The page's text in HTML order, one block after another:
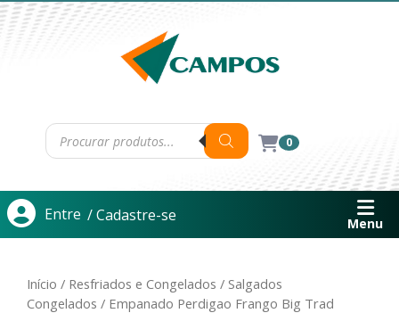
0
Entre / Cadastre-se Menu
Início / Resfriados e Congelados / Salgados
Congelados / Empanado Perdigao Frango Big Trad